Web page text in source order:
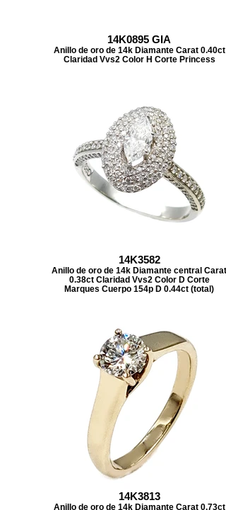
14K0895 GIA
Anillo de oro de 14k Diamante Carat 0.40ct
Claridad Vvs2 Color H Corte Princess
14K3582
Anillo de oro de 14k Diamante central Carat
0.38ct Claridad Vvs2 Color D Corte
Marques Cuerpo 154p D 0.44ct (total)
14K3813
Anillo de oro de 14k Diamante Carat 0.73ct